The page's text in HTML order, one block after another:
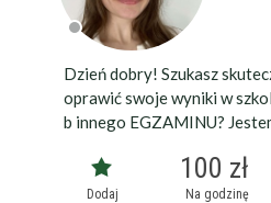
Dzień dobry! Szukasz
oprawić swoje wyniki w
b innego EGZAMINU?
Dodaj
100 zł
Na godzinę